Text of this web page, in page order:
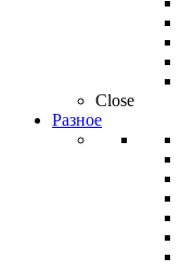
Close
Разное